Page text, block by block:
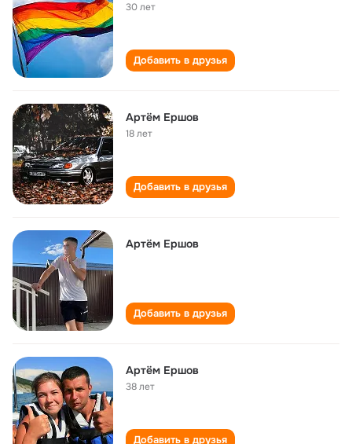
30 лет
Добавить в друзья
Артём Ершов
18 лет
Добавить в друзья
Артём Ершов
Добавить в друзья
Артём Ершов
38 лет
Добавить в друзья